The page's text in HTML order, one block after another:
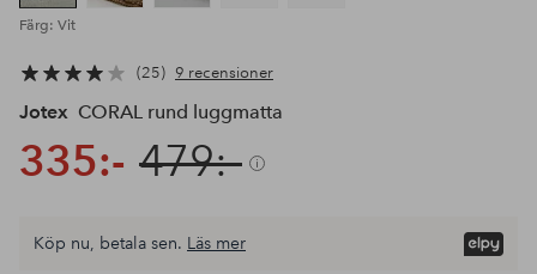
Färg: Vit
25 9 recensioner
Jotex CORAL rund luggmatta
335:- 479:-
storlek
Lägg i
Köp nu, betala sen. Läs mer